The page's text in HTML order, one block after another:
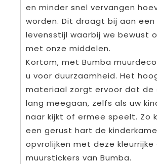
en minder snel vervangen
worden. Dit draagt bij aan een
levensstijl waarbij we bewust
met onze middelen.
Kortom, met Bumba
u voor duurzaamheid. Het
materiaal zorgt ervoor dat de
lang meegaan, zelfs als uw
naar kijkt of ermee speelt. Zo
een gerust hart de
opvrolijken met deze kleurrijke
muurstickers van Bumba.